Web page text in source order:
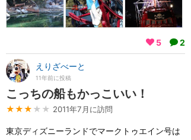
5 2
えりざべーと
11年前に投稿
こっちの船もかっこいい！
★★★ ★★ 2011年7月に訪問
東京ディズニーランドでマークトゥエイン号は